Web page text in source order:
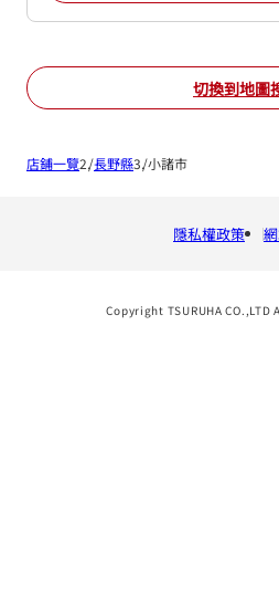
切換到地圖
店鋪一覽 長野縣 小諸市
隱私權政策
Copyright TSURUHA